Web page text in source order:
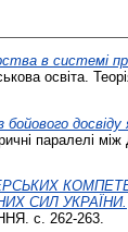
в системі
освіта.
бойового
паралелі між
СИЛ УКРАЇНИ.
с. 262-263.